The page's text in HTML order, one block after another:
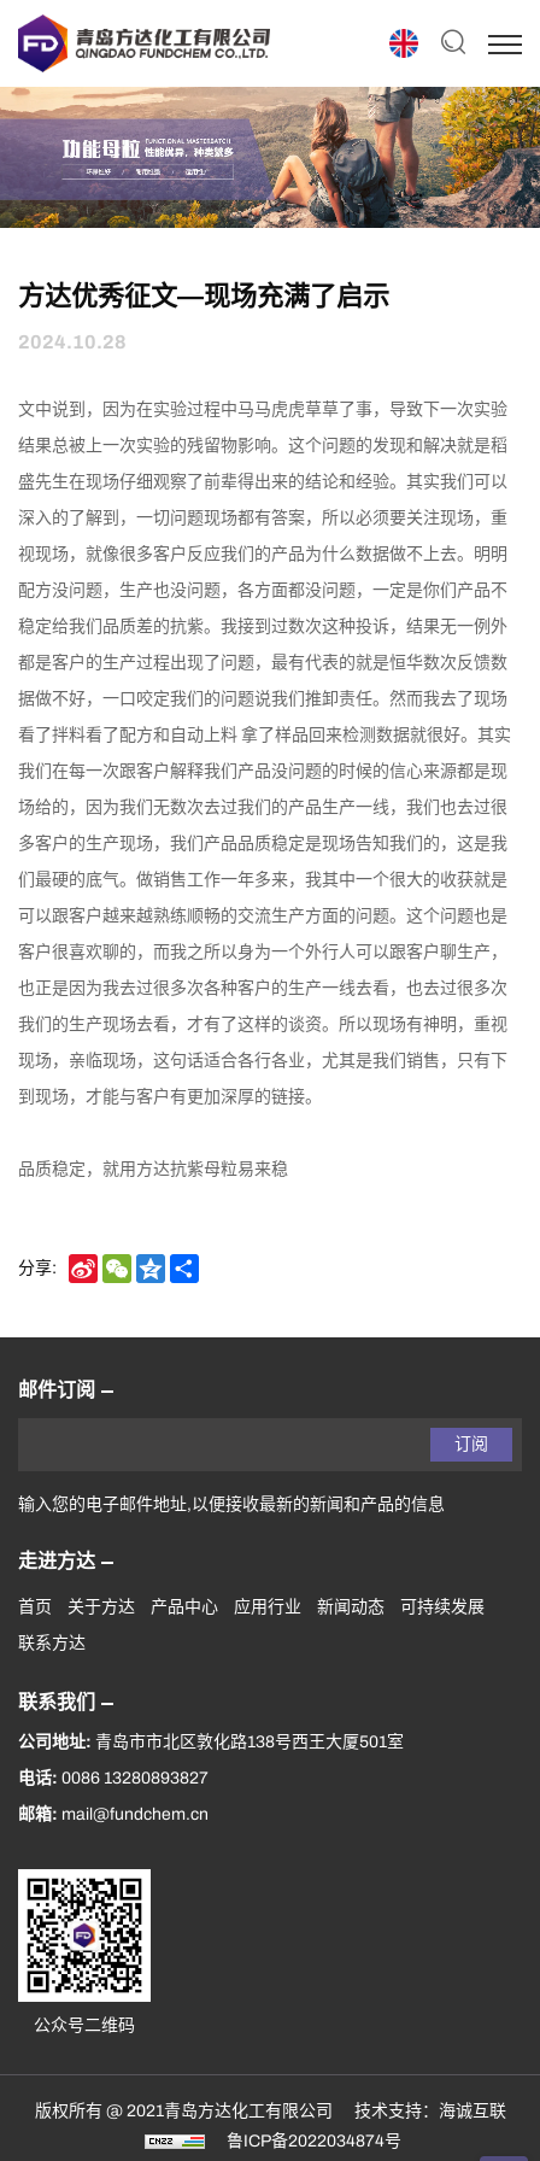
方达优秀征文—现场充满了启示
2024.10.28
文中说到，因为在实验过程中马马虎虎草草了事，导致下一次实验
结果总被上一次实验的残留物影响。这个问题的发现和解决就是稻
盛先生在现场仔细观察了前辈得出来的结论和经验。其实我们可以
深入的了解到，一切问题现场都有答案，所以必须要关注现场，重
视现场，就像很多客户反应我们的产品为什么数据做不上去。明明
配方没问题，生产也没问题，各方面都没问题，一定是你们产品不
稳定给我们品质差的抗紫。我接到过数次这种投诉，结果无一例外
都是客户的生产过程出现了问题，最有代表的就是恒华数次反馈数
据做不好，一口咬定我们的问题说我们推卸责任。然而我去了现场
看了拌料看了配方和自动上料 拿了样品回来检测数据就很好。其实
我们在每一次跟客户解释我们产品没问题的时候的信心来源都是现
场给的，因为我们无数次去过我们的产品生产一线，我们也去过很
多客户的生产现场，我们产品品质稳定是现场告知我们的，这是我
们最硬的底气。做销售工作一年多来，我其中一个很大的收获就是
可以跟客户越来越熟练顺畅的交流生产方面的问题。这个问题也是
客户很喜欢聊的，而我之所以身为一个外行人可以跟客户聊生产，
也正是因为我去过很多次各种客户的生产一线去看，也去过很多次
我们的生产现场去看，才有了这样的谈资。所以现场有神明，重视
现场，亲临现场，这句话适合各行各业，尤其是我们销售，只有下
到现场，才能与客户有更加深厚的链接。
品质稳定，就用方达抗紫母粒易来稳
分享:
Sina
Weibo
WeChatQzone
邮件订阅
订阅
输入您的电子邮件地址,以便接收最新的新闻和产品的信息
走进方达
首页 关于方达 产品中心 应用行业 新闻动态
可持续发展
联系方达
联系我们
公司地址: 青岛市市北区敦化路138号西王大厦501室
电话: 0086 13280893827
邮箱: mail@fundchem.cn
公众号二维码
版权所有 @ 2021青岛方达化工有限公司
技术支持：海诚互联
鲁ICP备2022034874号